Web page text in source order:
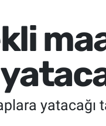
yatacağı